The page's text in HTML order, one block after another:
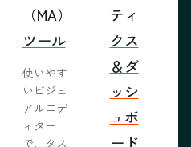
（MA）
ツール
使いやす
いビジュ
アルエデ
ィター
で、タス
ティ
クス
＆ダ
ッシ
ュボ
ード